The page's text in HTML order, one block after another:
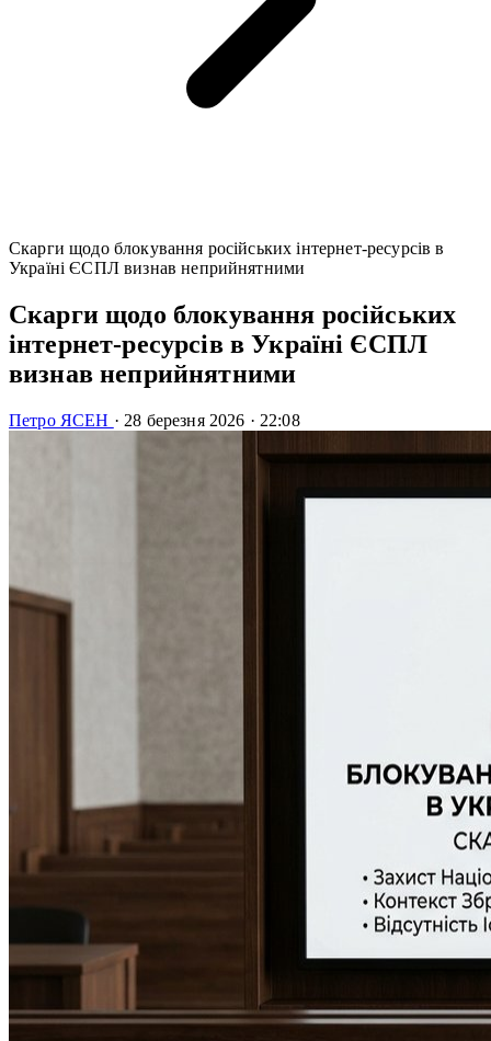
Скарги щодо блокування російських інтернет-ресурсів в
Україні ЄСПЛ визнав неприйнятними
Скарги щодо блокування російських
інтернет-ресурсів в Україні ЄСПЛ
визнав неприйнятними
Петро ЯСЕН · 28 березня 2026 · 22:08